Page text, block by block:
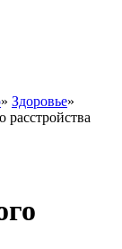
» Здоровье»
расстройства